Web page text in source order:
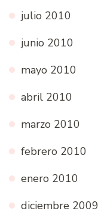
julio 2010
junio 2010
mayo 2010
abril 2010
marzo 2010
febrero 2010
enero 2010
diciembre 2009